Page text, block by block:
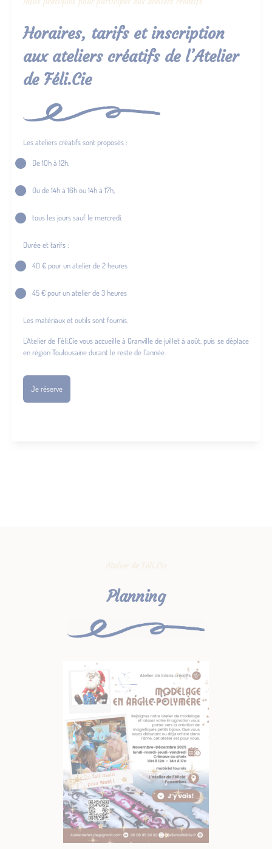
Horaires, tarifs et inscription
aux ateliers créatifs de l’Atelier
de Féli.Cie
Les ateliers créatifs sont proposés :
De 10h à 12h,
Ou de 14h à 16h ou 14h à 17h,
tous les jours sauf le mercredi.
Durée et tarifs :
40 € pour un atelier de 2 heures
45 € pour un atelier de 3 heures
Les matériaux et outils sont fournis.
L’Atelier de Féli.Cie vous accueille à Granville de juillet à août, puis se déplace
en région Toulousaine durant le reste de l’année.
Je réserve
Atelier de Féli.Cie
Planning